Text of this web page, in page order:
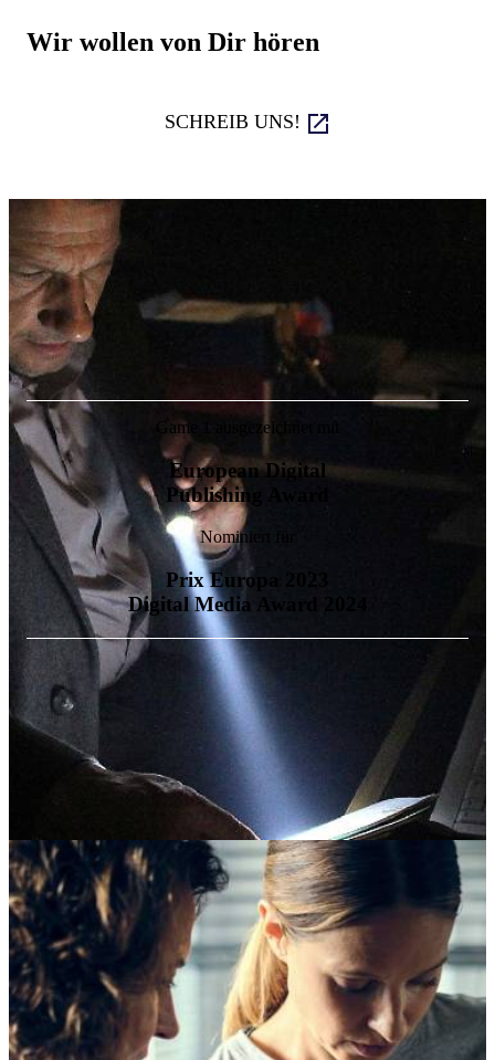
Wir wollen von Dir hören
SCHREIB UNS!
Game 1 ausgezeichnet mit
European Digital
Publishing Award
Nominiert für
Prix Europa 2023
Digital Media Award 2024